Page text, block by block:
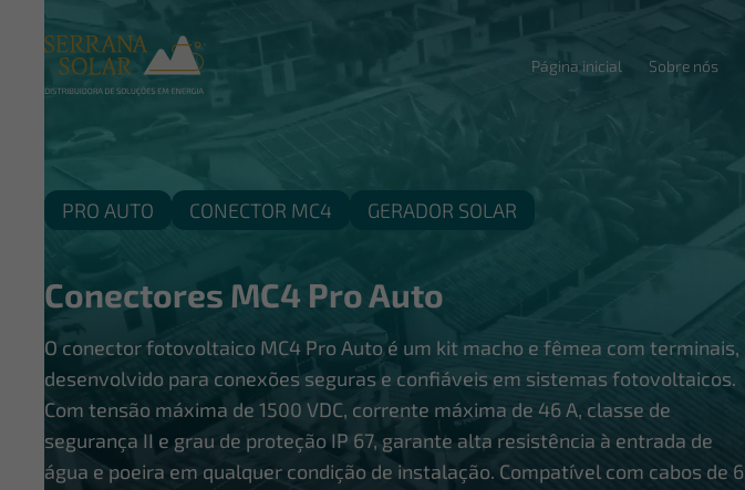
Página inicial Sobre nós
PRO AUTO CONECTOR MC4 GERADOR SOLAR
Conectores MC4 Pro Auto
O conector fotovoltaico MC4 Pro Auto é um kit macho e fêmea com terminais,
desenvolvido para conexões seguras e confiáveis em sistemas fotovoltaicos.
Com tensão máxima de 1500 VDC, corrente máxima de 46 A, classe de
segurança II e grau de proteção IP 67, garante alta resistência à entrada de
água e poeira em qualquer condição de instalação. Compatível com cabos de 6